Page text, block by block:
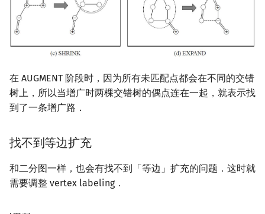
在 AUGMENT 阶段时，因为所有未匹配点都会在不同的交错
树上，所以当增广时两棵交错树的偶点连在一起，就表示找
到了一条增广路．
找不到等边扩充
和二分图一样，也会有找不到「等边」扩充的问题．这时就
需要调整 vertex labeling．